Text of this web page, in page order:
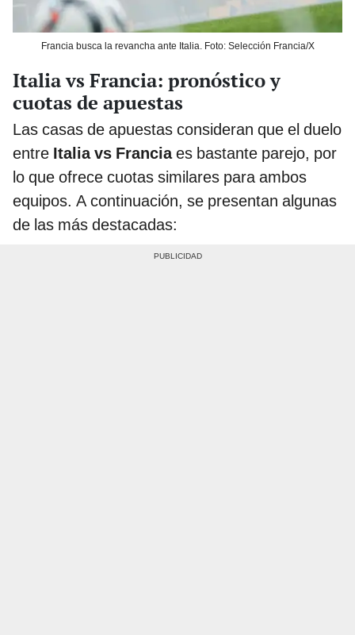
Francia busca la revancha ante Italia. Foto: Selección Francia/X
Italia vs Francia: pronóstico y
cuotas de apuestas
Las casas de apuestas consideran que el duelo
entre Italia vs Franciaes bastante parejo, por
lo que ofrece cuotas similares para ambos
equipos. A continuación, se presentan algunas
de las más destacadas: